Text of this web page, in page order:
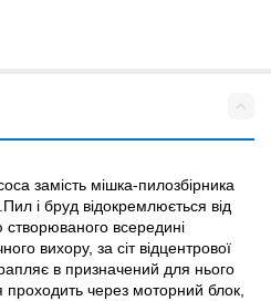
замість мішка-пилозбірника
і бруд відокремлюється від
створюваного всередині
вихору, за сіт відцентрової
в призначений для нього
проходить через моторний блок,